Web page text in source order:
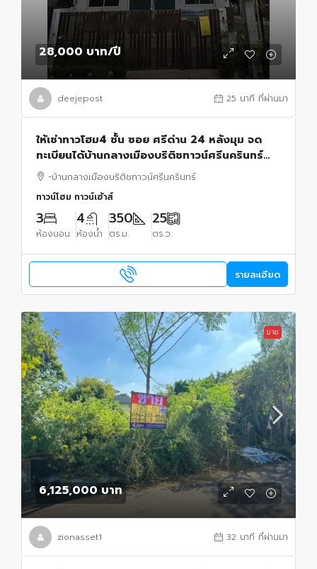
28,000 บาท/ปี
deejepost 25 นาที ที่ผ่านมา
ให้เช่าทาวโฮม4 ชั้น ซอย ศรีด่าน 24 หลังมุม จด
ทะเบียนได้บ้านกลางเมืองบริติชทาวน์ศรีนครินทร์
ถนนบางนา-ตราด ถนนสุขุมวิท, เทพารักษ์
-บ้านกลางเมืองบริติชทาวน์ศรีนครินทร์
ทาวน์โฮม ทาวน์เฮ้าส์
3
ห้องนอน
4
ห้องน้ำ
350
ตร.ม.
25
ตร.ว.
รายละเอียด
ขาย
6,125,000 บาท
zionasset1 32 นาที ที่ผ่านมา